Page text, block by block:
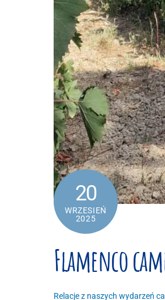
20
WRZESIEŃ
2025
Flamenco
Relacje z naszych wydarzeń